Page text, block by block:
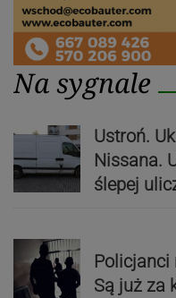
Na sygnale
Ustroń.
Nissana.
ślepej
Są już za